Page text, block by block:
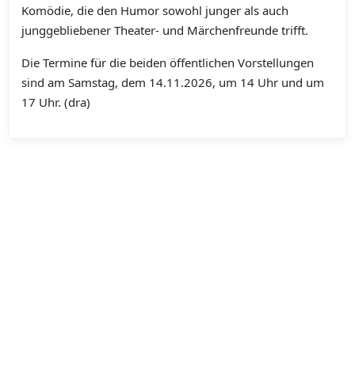
Komödie, die den Humor sowohl junger als auch
junggebliebener Theater- und Märchenfreunde trifft.
Die Termine für die beiden öffentlichen Vorstellungen
sind am Samstag, dem 14.11.2026, um 14 Uhr und um
17 Uhr. (dra)